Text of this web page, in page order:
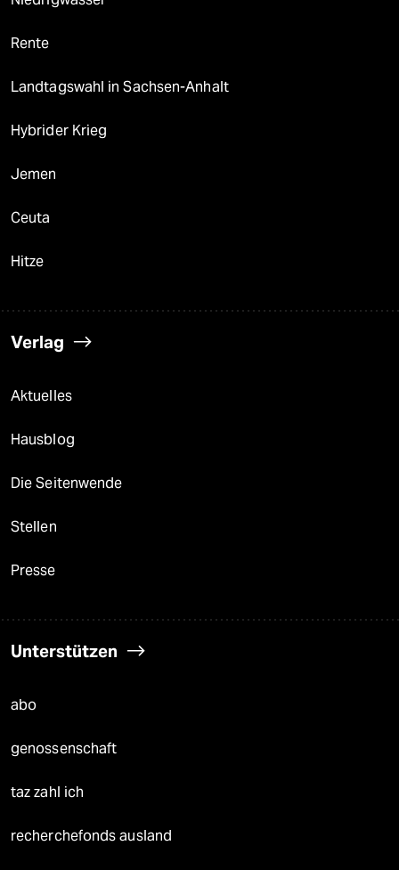
Rente
Landtagswahl in Sachsen-Anhalt
Hybrider Krieg
Jemen
Ceuta
Hitze
Verlag
Aktuelles
Hausblog
Die Seitenwende
Stellen
Presse
Unterstützen
abo
genossenschaft
taz zahl ich
recherchefonds ausland